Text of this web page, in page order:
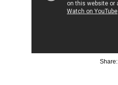
Share: